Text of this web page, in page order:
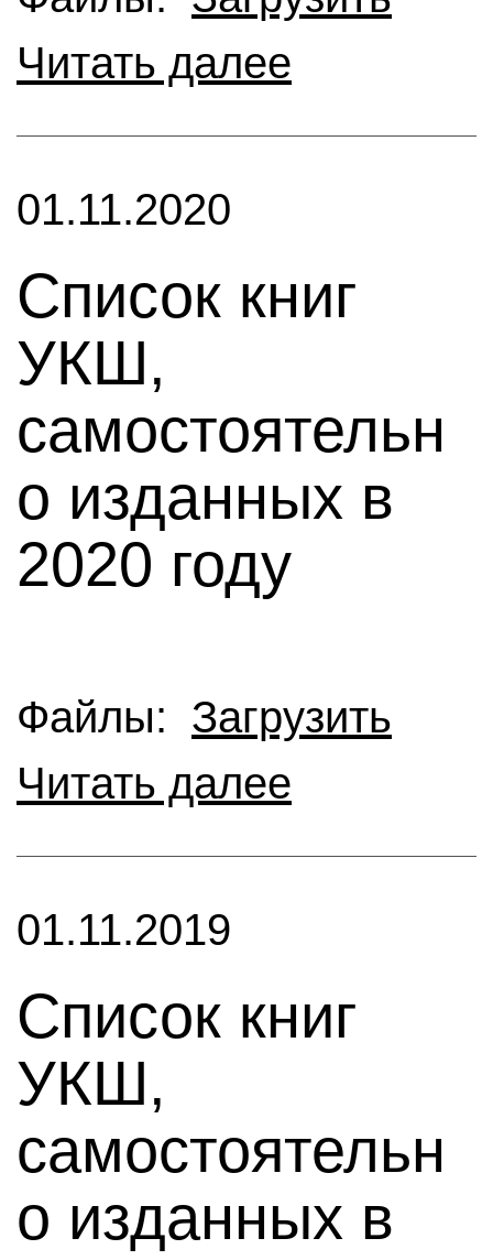
Читать далее
01.11.2020
Список книг
УКШ,
самостоятельн
о изданных в
2020 году
Файлы: Загрузить
Читать далее
01.11.2019
Список книг
УКШ,
самостоятельн
о изданных в